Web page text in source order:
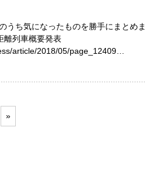
うち気になったものを勝手にまとめま
列車概要発表
article/2018/05/page_12409…
»